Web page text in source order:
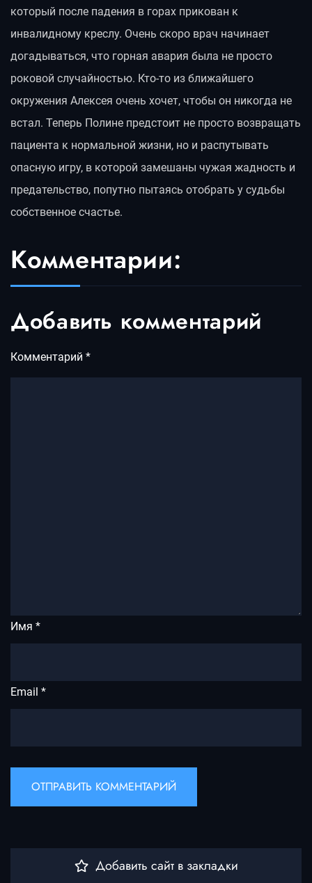
который после падения в горах прикован к
инвалидному креслу. Очень скоро врач начинает
догадываться, что горная авария была не просто
роковой случайностью. Кто-то из ближайшего
окружения Алексея очень хочет, чтобы он никогда не
встал. Теперь Полине предстоит не просто возвращать
пациента к нормальной жизни, но и распутывать
опасную игру, в которой замешаны чужая жадность и
предательство, попутно пытаясь отобрать у судьбы
собственное счастье.
Комментарии:
Добавить комментарий
Комментарий *
Имя *
Email *
Добавить сайт в закладки